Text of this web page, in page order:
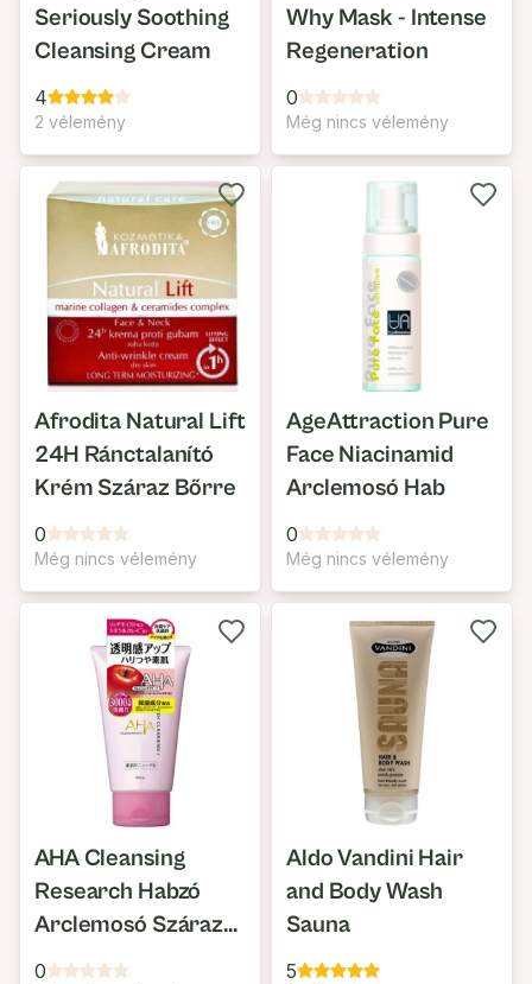
Seriously Soothing
Cleansing Cream
4
2 vélemény
Why Mask - Intense
Regeneration
0
Még nincs vélemény
Afrodita Natural Lift
24H Ránctalanító
Krém Száraz Bőrre
0
Még nincs vélemény
AgeAttraction Pure
Face Niacinamid
Arclemosó Hab
0
Még nincs vélemény
AHA Cleansing
Research Habzó
Arclemosó Száraz
Bőrre
0
Aldo Vandini Hair
and Body Wash
Sauna
5